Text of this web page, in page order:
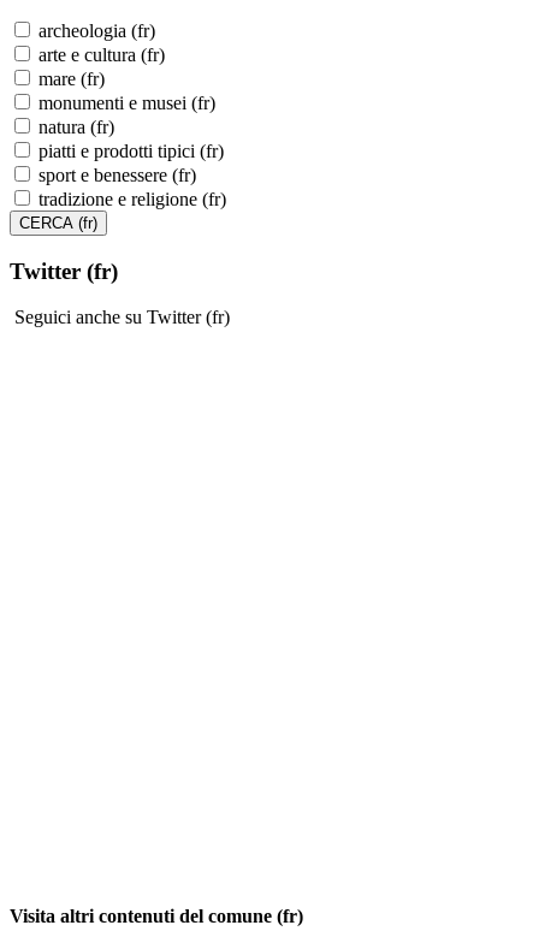
archeologia (fr)
arte e cultura (fr)
mare (fr)
monumenti e musei (fr)
natura (fr)
piatti e prodotti tipici (fr)
sport e benessere (fr)
tradizione e religione (fr)
Twitter (fr)
Seguici anche su Twitter (fr)
Visita altri contenuti del comune (fr)